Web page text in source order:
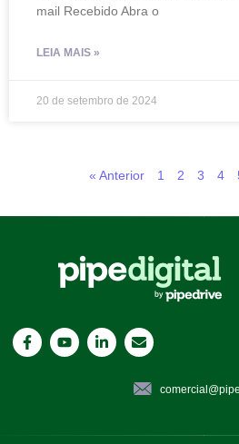
mail Recebido Abra o
LEIA MAIS »
20 de setembro de 2024
« Anterior 1 2 3 4